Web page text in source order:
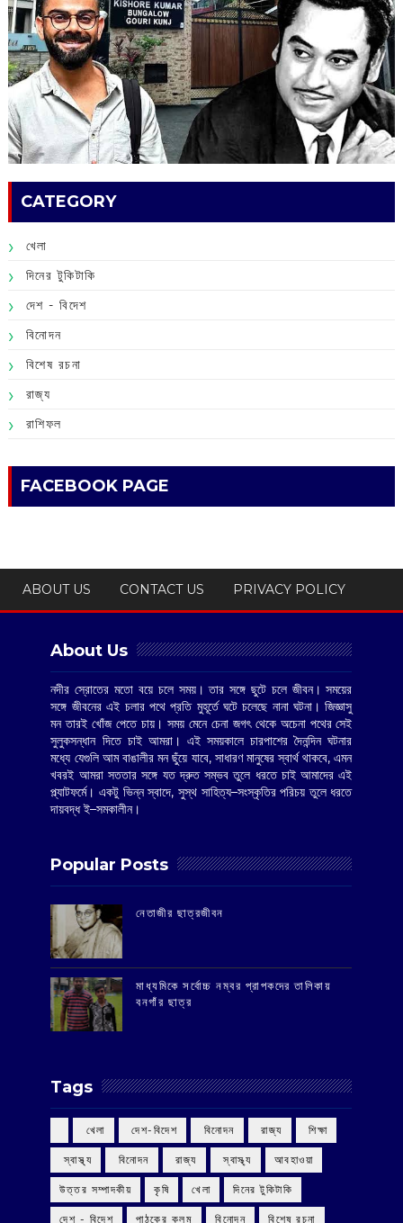
CATEGORY
খেলা
দিনের টুকিটাকি
দেশ - বিদেশ
বিনোদন
বিশেষ রচনা
রাজ্য
রাশিফল
FACEBOOK PAGE
ABOUT US CONTACT US PRIVACY POLICY
About Us
নদীর স্রোতের মতো বয়ে চলে সময়। তার সঙ্গে ছুটে চলে জীবন। সময়ের
সঙ্গে জীবনের এই চলার পথে প্রতি মুহূর্তে ঘটে চলেছে নানা ঘটনা। জিজ্ঞাসু
মন তারই খোঁজ পেতে চায়। সময় মেনে চেনা জগৎ থেকে অচেনা পথের সেই
সুলুকসন্ধান দিতে চাই আমরা। এই সময়কালে চারপাশের দৈনন্দিন ঘটনার
মধ্যে যেগুলি আম বাঙালীর মন ছুঁয়ে যাবে, সাধারণ মানুষের স্বার্থ থাকবে, এমন
খবরই আমরা সততার সঙ্গে যত দ্রুত সম্ভব তুলে ধরতে চাই আমাদের এই
প্ল্যাটফর্মে। একটু ভিন্ন স্বাদে, সুস্থ সাহিত্য–সংস্কৃতির পরিচয় তুলে ধরতে
দায়বদ্ধ ই–সমকালীন।
Popular Posts
‌নেতাজীর ছাত্রজীবন
মাধ্যমিকে সর্বোচ্চ নম্বর প্রাপকদের তালিকায়
বনগাঁর ছাত্র
Tags
‌ খেলা ‌ দেশ-বিদেশ ‌ বিনোদন ‌ রাজ্য ‌ শিক্ষা
‌ স্বাস্থ্য ‌ বিনোদন ‌ রাজ্য ‌ স্বাস্থ্য আবহাওয়া
উত্তর সম্পাদকীয় কৃষি খেলা দিনের টুকিটাকি
দেশ - বিদেশ পাঠকের কলম বিনোদন বিশেষ রচনা